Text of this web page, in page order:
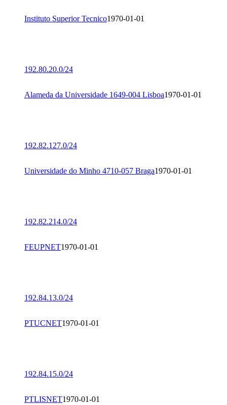
Instituto Superior Tecnico1970-01-01
192.80.20.0/24
Alameda da Universidade 1649-004 Lisboa1970-01-01
192.82.127.0/24
Universidade do Minho 4710-057 Braga1970-01-01
192.82.214.0/24
FEUPNET1970-01-01
192.84.13.0/24
PTUCNET1970-01-01
192.84.15.0/24
PTLISNET1970-01-01